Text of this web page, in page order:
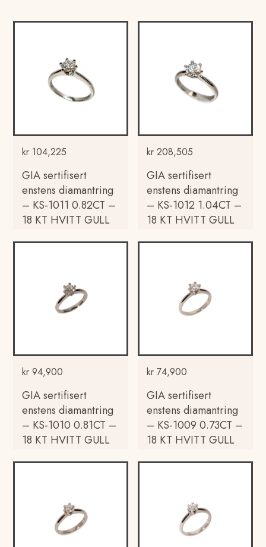
kr 104,225
GIA sertifisert
enstens diamantring
– KS-1011 0.82CT –
18 KT HVITT GULL
kr 208,505
GIA sertifisert
enstens diamantring
– KS-1012 1.04CT –
18 KT HVITT GULL
kr 94,900
GIA sertifisert
enstens diamantring
– KS-1010 0.81CT –
18 KT HVITT GULL
kr 74,900
GIA sertifisert
enstens diamantring
– KS-1009 0.73CT –
18 KT HVITT GULL